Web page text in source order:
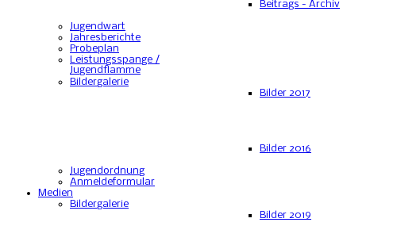
Beitrags - Archiv
Jugendwart
Jahresberichte
Probeplan
Leistungsspange /
Jugendflamme
Bildergalerie
Bilder 2017
Bilder 2016
Jugendordnung
Anmeldeformular
Medien
Bildergalerie
Bilder 2019